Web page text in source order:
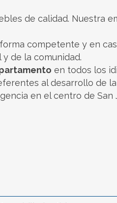
de calidad. Nuestra
competente y en
de la comunidad.
en todos los
al desarrollo de
en el centro de San